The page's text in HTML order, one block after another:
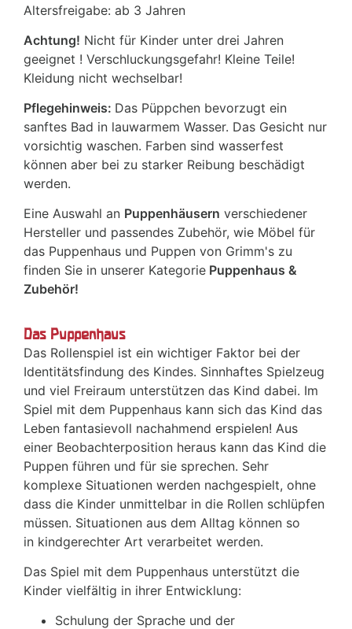
Altersfreigabe: ab 3 Jahren
Achtung! Nicht für Kinder unter drei Jahren
geeignet ! Verschluckungsgefahr! Kleine Teile!
Kleidung nicht wechselbar!
Pflegehinweis: Das Püppchen bevorzugt ein
sanftes Bad in lauwarmem Wasser. Das Gesicht nur
vorsichtig waschen. Farben sind wasserfest
können aber bei zu starker Reibung beschädigt
werden.
Eine Auswahl an Puppenhäusern verschiedener
Hersteller und passendes Zubehör, wie Möbel für
das Puppenhaus und Puppen von Grimm's zu
finden Sie in unserer Kategorie Puppenhaus &
Zubehör!
Das Puppenhaus
Das Rollenspiel ist ein wichtiger Faktor bei der
Identitätsfindung des Kindes. Sinnhaftes Spielzeug
und viel Freiraum unterstützen das Kind dabei. Im
Spiel mit dem Puppenhaus kann sich das Kind das
Leben fantasievoll nachahmend erspielen! Aus
einer Beobachterposition heraus kann das Kind die
Puppen führen und für sie sprechen. Sehr
komplexe Situationen werden nachgespielt, ohne
dass die Kinder unmittelbar in die Rollen schlüpfen
müssen. Situationen aus dem Alltag können so
in kindgerechter Art verarbeitet werden.
Das Spiel mit dem Puppenhaus unterstützt die
Kinder vielfältig in ihrer Entwicklung:
Schulung der Sprache und der